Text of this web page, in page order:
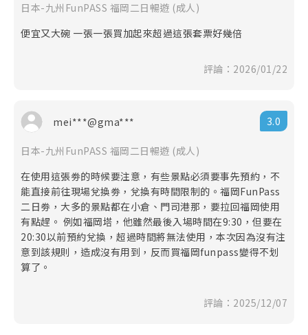
不正之方式利用本網之商品或服務謀取個人利益，本公
司有權保留暫停或終止會員資格及使用本網各項服務之
權利，並依情節主動通報檢調單位。
的公平使用原則（FUP）系指：為了維護網路連線品質
致無法上網或上網速度變慢。 (實際降速與否請依各產
品敘述為主)
◎ 建議您可視自身狀況自行決定是否投保個人旅遊平安
日本-九州FunPASS 福岡二日暢遊 (成人)
便宜又大碗 一張一張買加起來超過這張套票好幾倍
評論：2026/01/22
mei***@gma*** 3.0
日本-九州FunPASS 福岡二日暢遊 (成人)
在使用這張劵的時候要注意，有些景點必須要事先預約，不
能直接前往現場兌換劵，兌換有時間限制的。福岡FunPass
二日劵，大多的景點都在小倉、門司港那，要拉回福岡使用
有點趕。 例如福岡塔，他雖然最後入場時間在9:30，但要在
20:30以前預約兌換，超過時間將無法使用，本次因為沒有注
意到該規則，造成沒有用到，反而買福岡funpass變得不划
算了。
評論：2025/12/07